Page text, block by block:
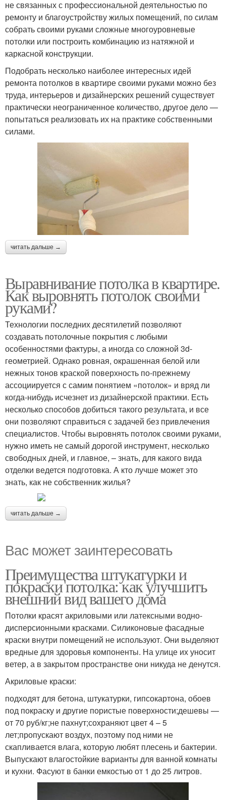
не связанных с профессиональной деятельностью по
ремонту и благоустройству жилых помещений, по силам
собрать своими руками сложные многоуровневые
потолки или построить комбинацию из натяжной и
каркасной конструкции.
Подобрать несколько наиболее интересных идей
ремонта потолков в квартире своими руками можно без
труда, интерьеров и дизайнерских решений существует
практически неограниченное количество, другое дело —
попытаться реализовать их на практике собственными
силами.
читать дальше →
Выравнивание потолка в квартире.
Как выровнять потолок своими
руками?
Технологии последних десятилетий позволяют
создавать потолочные покрытия с любыми
особенностями фактуры, а иногда со сложной 3d-
геометрией. Однако ровная, окрашенная белой или
нежных тонов краской поверхность по-прежнему
ассоциируется с самим понятием «потолок» и вряд ли
когда-нибудь исчезнет из дизайнерской практики. Есть
несколько способов добиться такого результата, и все
они позволяют справиться с задачей без привлечения
специалистов. Чтобы выровнять потолок своими руками,
нужно иметь не самый дорогой инструмент, несколько
свободных дней, и главное, – знать, для какого вида
отделки ведется подготовка. А кто лучше может это
знать, как не собственник жилья?
читать дальше →
Вас может заинтересовать
Преимущества штукатурки и
покраски потолка: как улучшить
внешний вид вашего дома
Потолки красят акриловыми или латексными водно-
дисперсионными красками. Силиконовые фасадные
краски внутри помещений не используют. Они выделяют
вредные для здоровья компоненты. На улице их уносит
ветер, а в закрытом пространстве они никуда не денутся.
Акриловые краски:
подходят для бетона, штукатурки, гипсокартона, обоев
под покраску и другие пористые поверхности;дешевы —
от 70 руб/кг;не пахнут;сохраняют цвет 4 – 5
лет;пропускают воздух, поэтому под ними не
скапливается влага, которую любят плесень и бактерии.
Выпускают влагостойкие варианты для ванной комнаты
и кухни. Фасуют в банки емкостью от 1 до 25 литров.